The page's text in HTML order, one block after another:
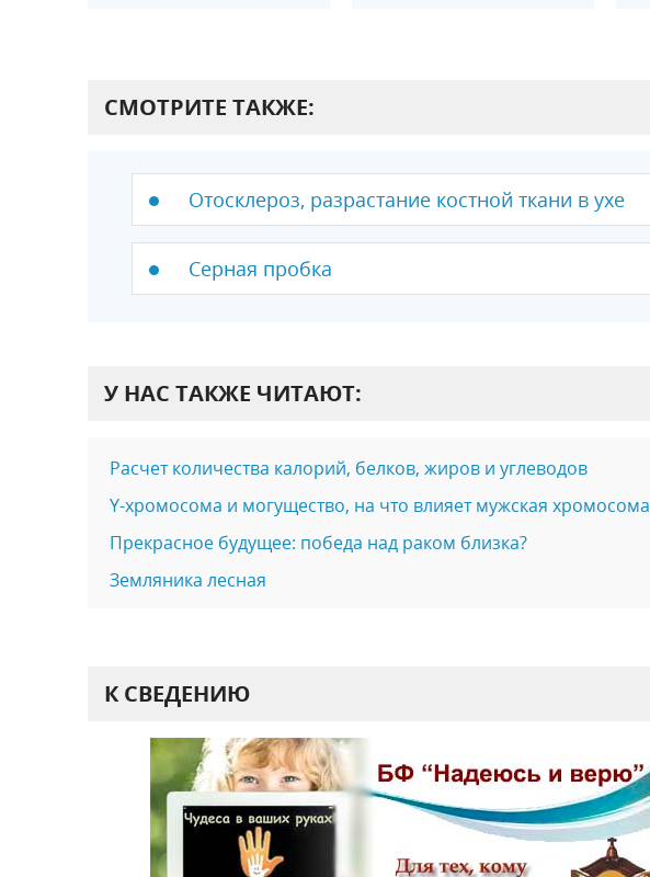
СМОТРИТЕ ТАКЖЕ:
Отосклероз, разрастание костной ткани в ухе
Серная пробка
У НАС ТАКЖЕ ЧИТАЮТ:
Расчет количества калорий, белков, жиров и углеводов
Y-хромосома и могущество, на что влияет мужская хромосома
Прекрасное будущее: победа над раком близка?
Земляника лесная
К СВЕДЕНИЮ